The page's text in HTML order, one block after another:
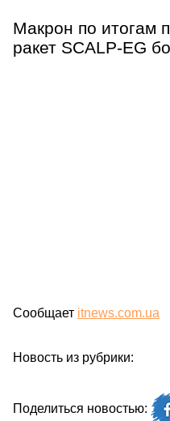
Макрон по итогам
ракет SCALP-EG
Сообщает itnews.com.ua
Новость из рубрики:
Поделиться новостью: